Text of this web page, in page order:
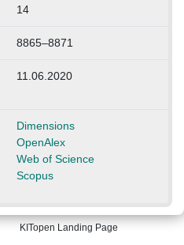
14
8865–8871
11.06.2020
Dimensions
OpenAlex
Web of Science
Scopus
KITopen Landing Page